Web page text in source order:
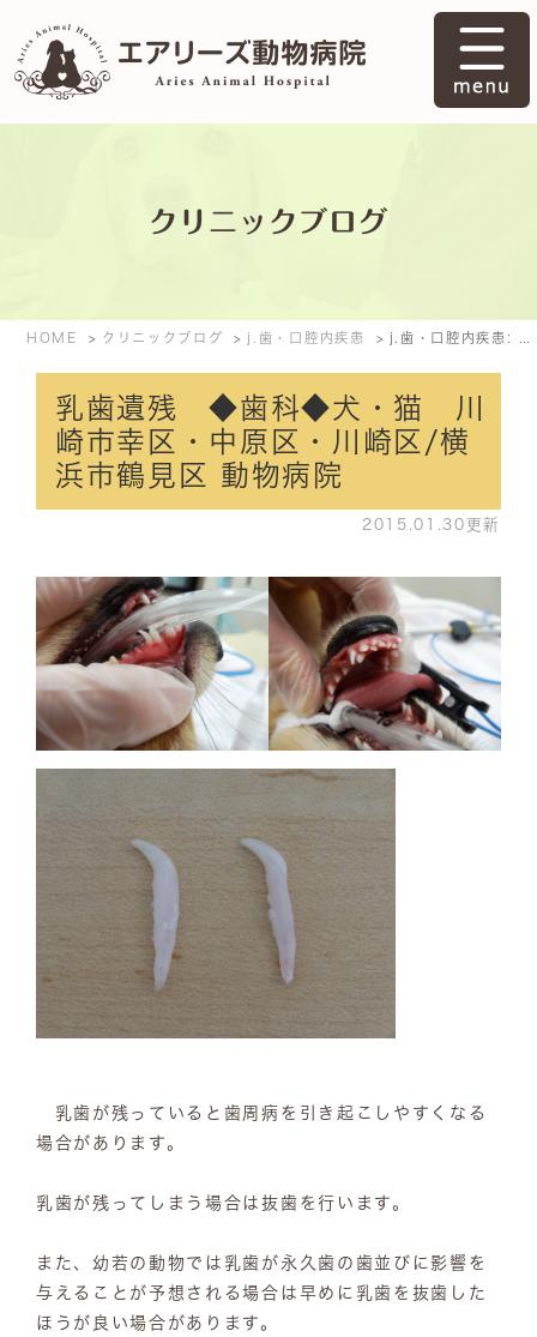
クリニックブログ
HOME クリニックブログ j.歯・口腔内疾患
乳歯遺残 ◆歯科◆犬・猫 川
崎市幸区・中原区・川崎区/横
浜市鶴見区 動物病院
2015.01.30更新
乳歯が残っていると歯周病を引き起こしやすくなる
場合があります。
乳歯が残ってしまう場合は抜歯を行います。
また、幼若の動物では乳歯が永久歯の歯並びに影響を
与えることが予想される場合は早めに乳歯を抜歯した
ほうが良い場合があります。